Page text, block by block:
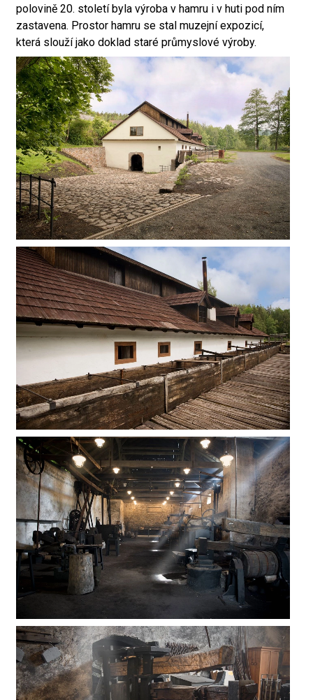
polovině 20. století byla výroba v hamru i v huti pod ním
zastavena. Prostor hamru se stal muzejní expozicí,
která slouží jako doklad staré průmyslové výroby.